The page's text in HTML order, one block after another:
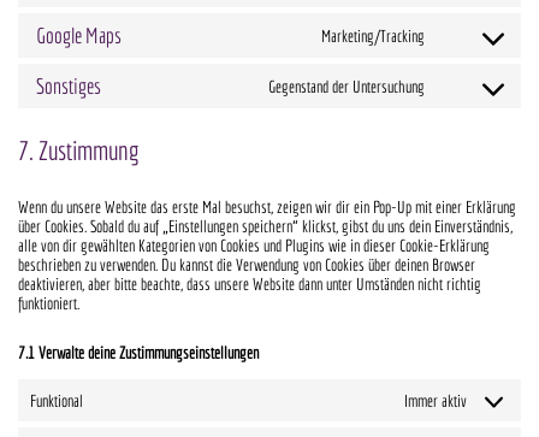
Google Maps Marketing/Tracking
Sonstiges Gegenstand der Untersuchung
SONSTIGES
7. Zustimmung
Wenn du unsere Website das erste Mal besuchst, zeigen wir dir ein Pop-Up mit einer Erklärung
über Cookies. Sobald du auf „Einstellungen speichern“ klickst, gibst du uns dein Einverständnis,
alle von dir gewählten Kategorien von Cookies und Plugins wie in dieser Cookie-Erklärung
beschrieben zu verwenden. Du kannst die Verwendung von Cookies über deinen Browser
deaktivieren, aber bitte beachte, dass unsere Website dann unter Umständen nicht richtig
funktioniert.
7.1 Verwalte deine Zustimmungseinstellungen
Funktional Immer aktiv